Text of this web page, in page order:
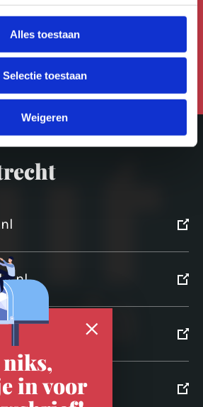
Alles toestaan
Selectie toestaan
Weigeren
of Festivalmail.
voor de nieuwsbrief
in voor